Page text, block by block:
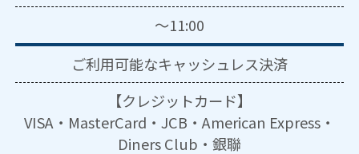
～11:00
ご利用可能なキャッシュレス決済
【クレジットカード】
VISA・MasterCard・JCB・American Express・
Diners Club・銀聯